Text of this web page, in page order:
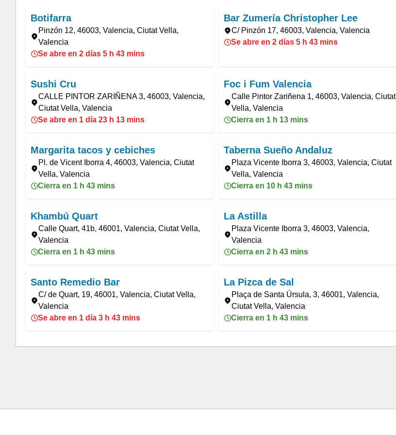
Botifarra
Pinzón 12, 46003, Valencia, Ciutat Vella,
Valencia
Se abre en 2 días 5 h 43 mins
Bar Zumería Christopher Lee
C/ Pinzón 17, 46003, Valencia, Valencia
Se abre en 2 días 5 h 43 mins
Sushi Cru
CALLE PINTOR ZARIÑENA 3, 46003, Valencia,
Ciutat Vella, Valencia
Se abre en 1 día 23 h 13 mins
Foc i Fum Valencia
Calle Pintor Zariñena 1, 46003, Valencia, Ciutat
Vella, Valencia
Cierra en 1 h 13 mins
Margarita tacos y cebiches
Pl. de Vicent Iborra 4, 46003, Valencia, Ciutat
Vella, Valencia
Cierra en 1 h 43 mins
Taberna Sueño Andaluz
Plaza Vicente Iborra 3, 46003, Valencia, Ciutat
Vella, Valencia
Cierra en 10 h 43 mins
Khambú Quart
Calle Quart, 41b, 46001, Valencia, Ciutat Vella,
Valencia
Cierra en 1 h 43 mins
La Astilla
Plaza Vicente Iborra 3, 46003, Valencia,
Valencia
Cierra en 2 h 43 mins
Santo Remedio Bar
C/ de Quart, 19, 46001, Valencia, Ciutat Vella,
Valencia
Se abre en 1 día 3 h 43 mins
La Pizca de Sal
Plaça de Santa Úrsula, 3, 46001, Valencia,
Ciutat Vella, Valencia
Cierra en 1 h 43 mins